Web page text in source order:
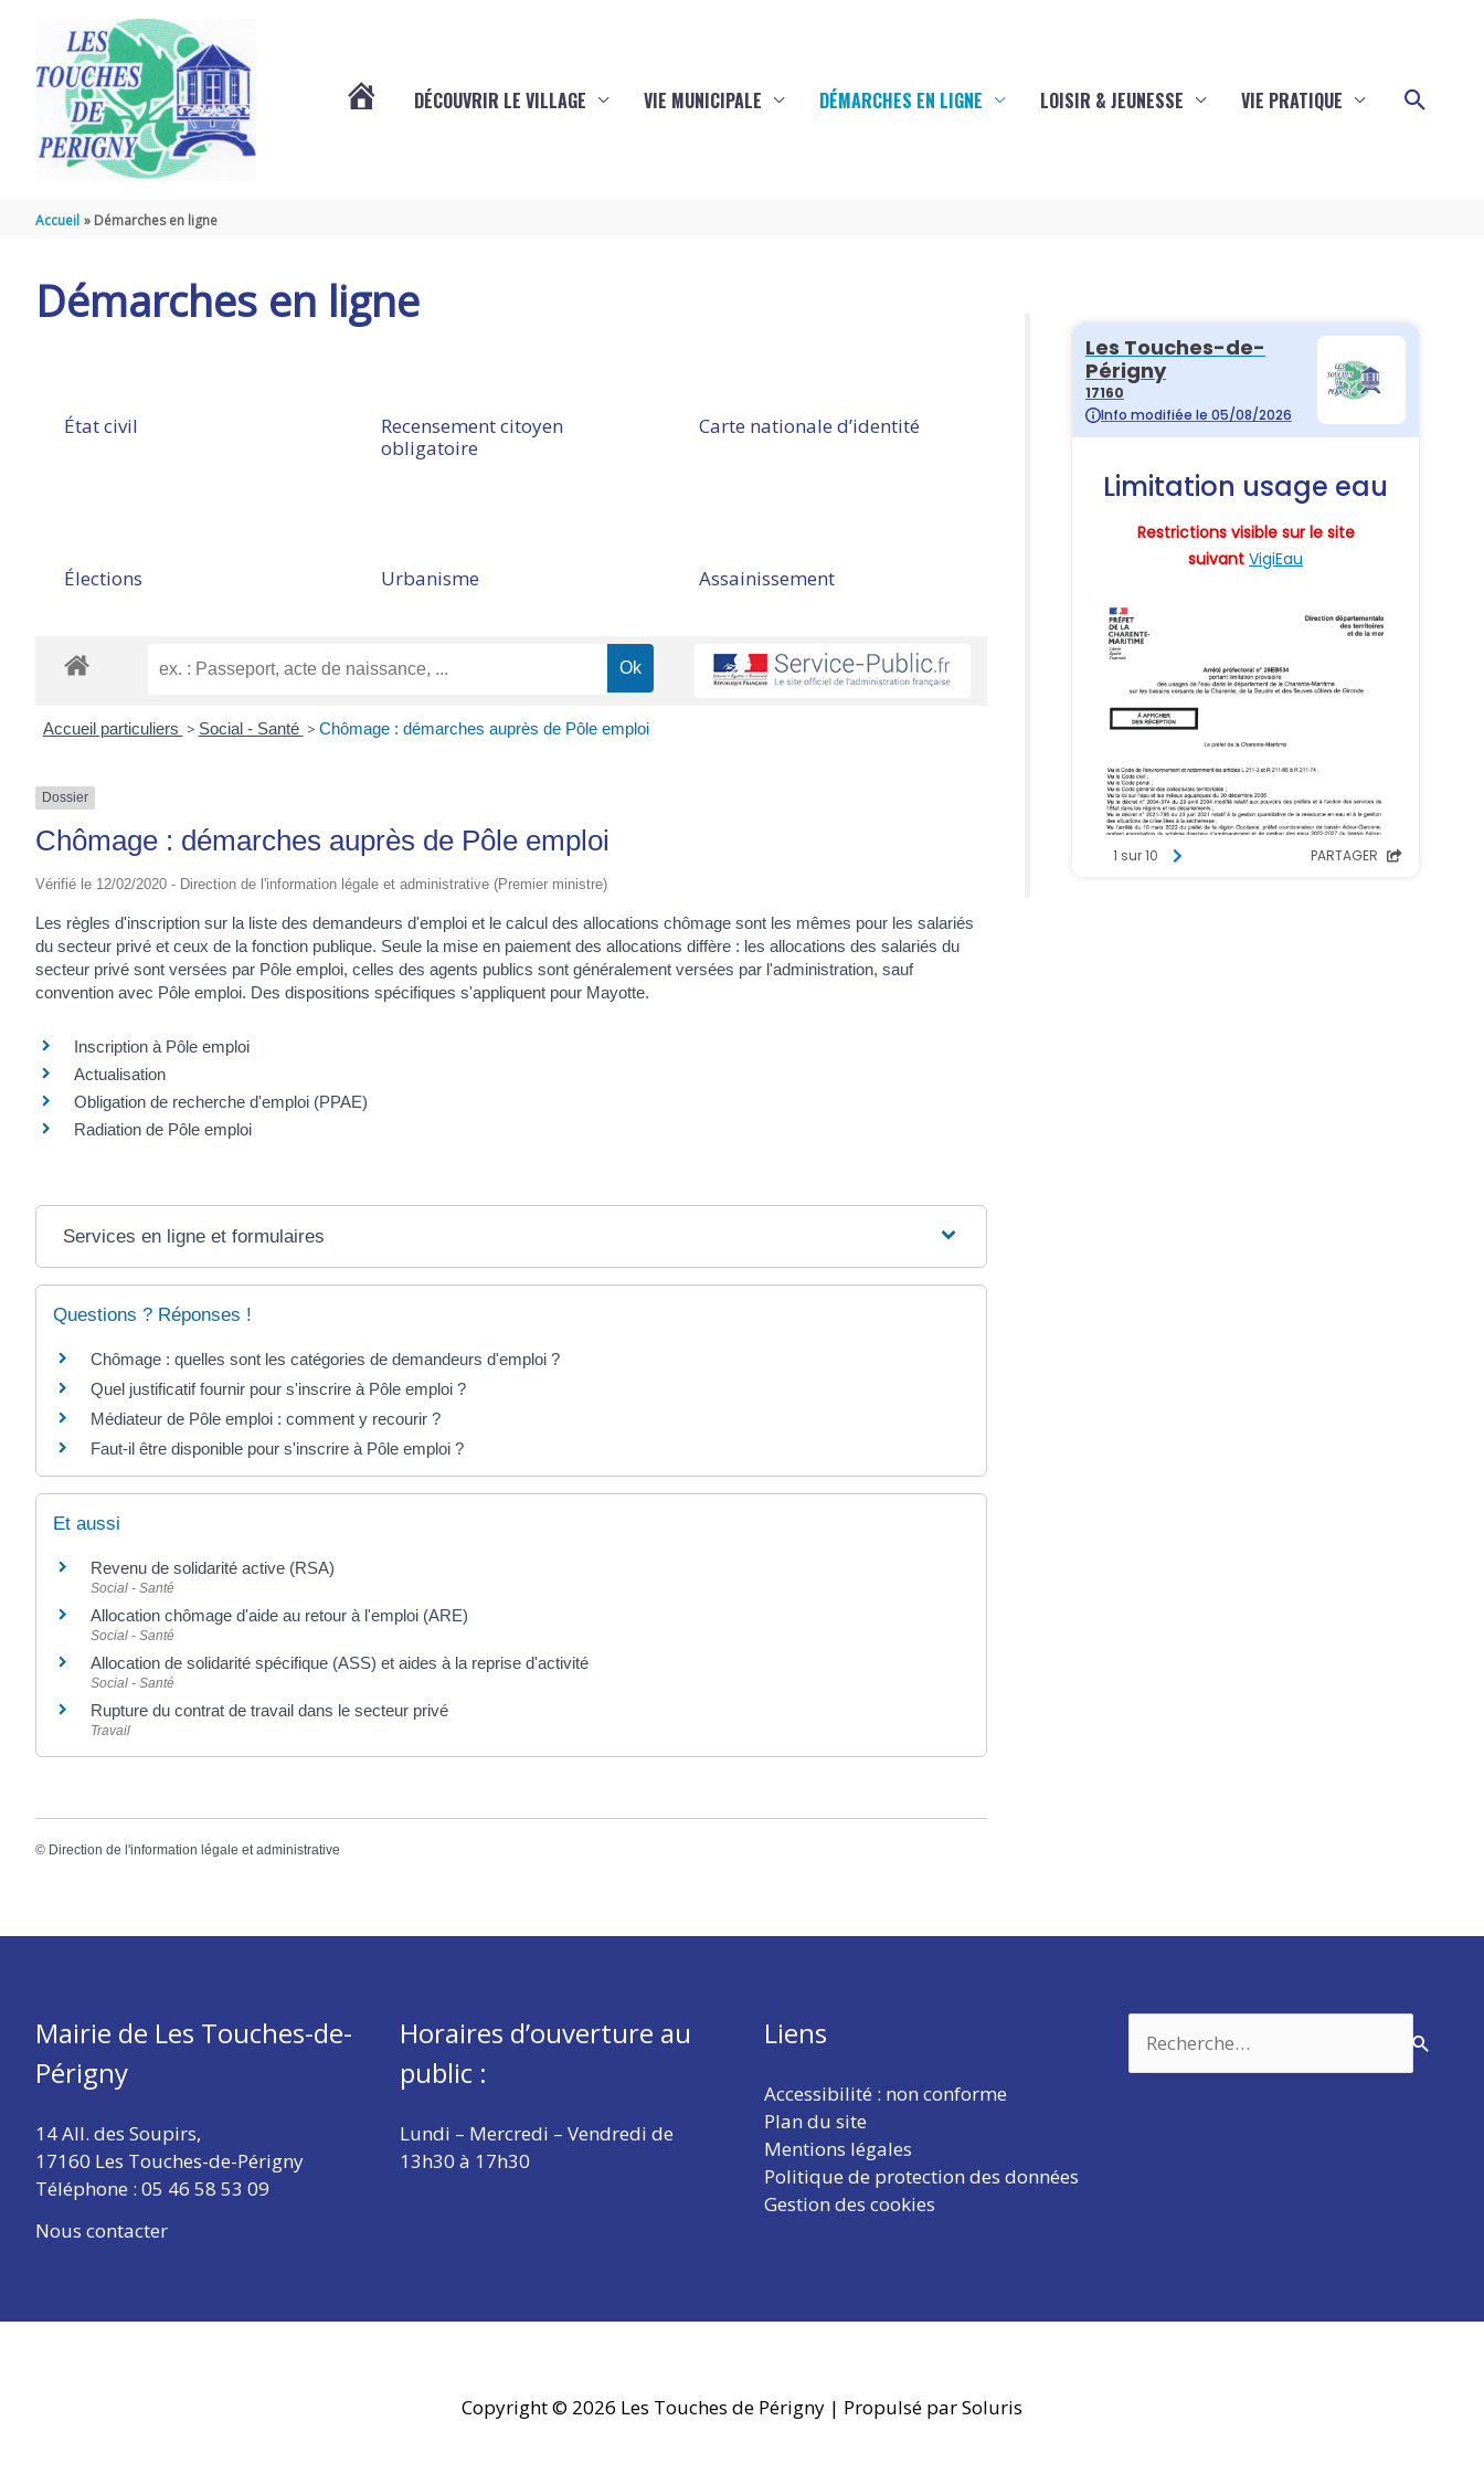
DÉCOUVRIR LE VILLAGE VIE MUNICIPALE DÉMARCHES EN LIGNE LOISIR & JEUNESSE VIE PRATIQUE
Accueil Démarches en ligne
Démarches en ligne
État civil
Recensement citoyen
obligatoire
Carte nationale d’identité
Élections Urbanisme Assainissement
Accueil particuliers > Social - Santé > Chômage : démarches auprès de Pôle emploi
Dossier
Chômage : démarches auprès de Pôle emploi
Vérifié le 12/02/2020 - Direction de l'information légale et administrative (Premier ministre)
Les règles d'inscription sur la liste des demandeurs d'emploi et le calcul des allocations chômage sont les mêmes pour les salariés
du secteur privé et ceux de la fonction publique. Seule la mise en paiement des allocations diffère : les allocations des salariés du
secteur privé sont versées par Pôle emploi, celles des agents publics sont généralement versées par l'administration, sauf
convention avec Pôle emploi. Des dispositions spécifiques s'appliquent pour Mayotte.
Inscription à Pôle emploi
Actualisation
Obligation de recherche d'emploi (PPAE)
Radiation de Pôle emploi
Services en ligne et formulaires
Questions ? Réponses !
Chômage : quelles sont les catégories de demandeurs d'emploi ?
Quel justificatif fournir pour s'inscrire à Pôle emploi ?
Médiateur de Pôle emploi : comment y recourir ?
Faut-il être disponible pour s'inscrire à Pôle emploi ?
Et aussi
Revenu de solidarité active (RSA)
Social - Santé
Allocation chômage d'aide au retour à l'emploi (ARE)
Social - Santé
Allocation de solidarité spécifique (ASS) et aides à la reprise d'activité
Social - Santé
Rupture du contrat de travail dans le secteur privé
Travail
© Direction de l'information légale et administrative
Mairie de Les Touches-de-
Périgny
14 All. des Soupirs,
17160 Les Touches-de-Périgny
Téléphone : 05 46 58 53 09
Nous contacter
Horaires d’ouverture au
public :
Lundi – Mercredi – Vendredi de
13h30 à 17h30
Liens
Accessibilité : non conforme
Plan du site
Mentions légales
Politique de protection des données
Gestion des cookies
Copyright © 2026 Les Touches de Périgny | Propulsé par Soluris